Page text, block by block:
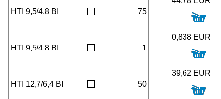
HTI 9,5/4,8 BI 75
HTI 9,5/4,8 BI 1
0,838 EUR
HTI 12,7/6,4 BI 50
39,62 EUR